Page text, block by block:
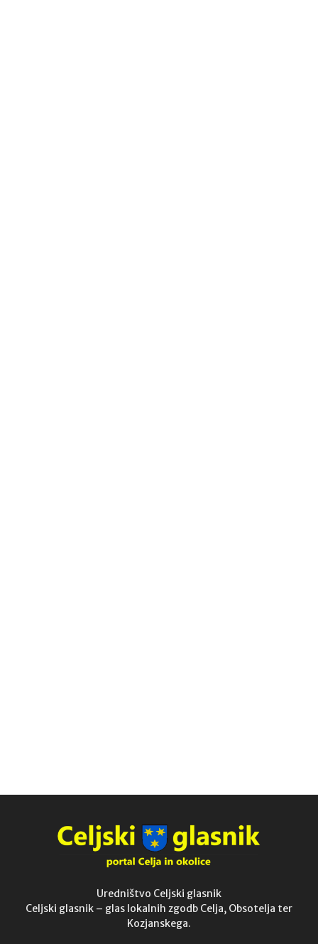
Uredništvo Celjski glasnik
Celjski glasnik – glas lokalnih zgodb Celja, Obsotelja ter
Kozjanskega.